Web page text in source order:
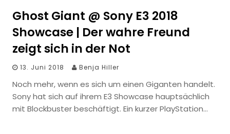
Ghost Giant @ Sony E3 2018
Showcase | Der wahre Freund
zeigt sich in der Not
13. Juni 2018 Benja Hiller
Noch mehr, wenn es sich um einen Giganten handelt.
Sony hat sich auf ihrem E3 Showcase hauptsächlich
mit Blockbuster beschäftigt. Ein kurzer PlayStation…